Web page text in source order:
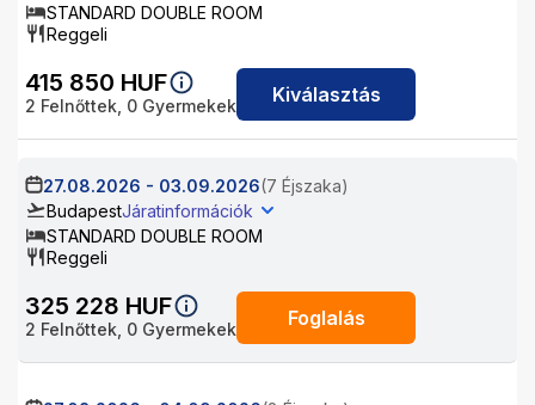
STANDARD DOUBLE ROOM
Reggeli
415 850 HUF
2 Felnőttek, 0 Gyermekek Kiválasztás
27.08.2026 - 03.09.2026(7 Éjszaka)
BudapestJáratinformációk
STANDARD DOUBLE ROOM
Reggeli
325 228 HUF
2 Felnőttek, 0 Gyermekek Foglalás